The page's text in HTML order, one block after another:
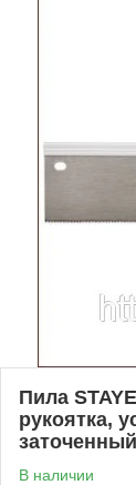
Пила
рукоятка,
заточенный
В наличии